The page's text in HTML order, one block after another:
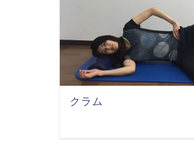
クラム